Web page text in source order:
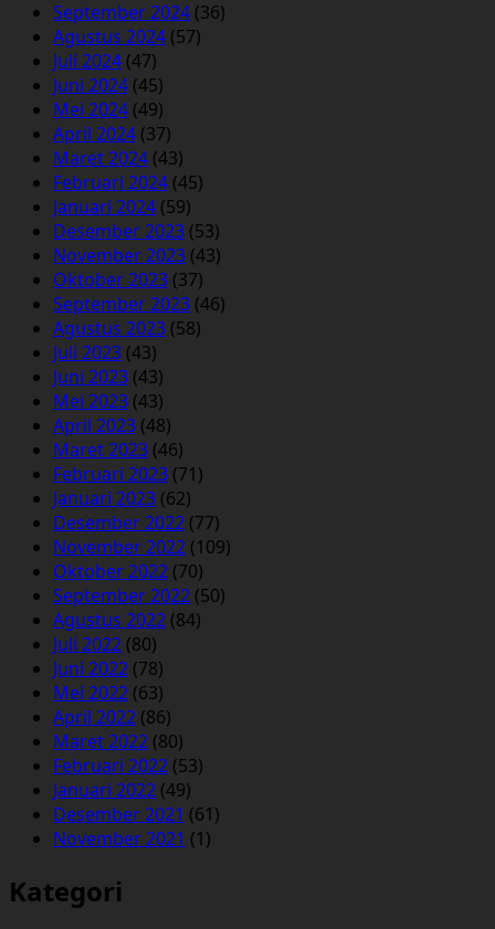
September 2024 (36)
Agustus 2024 (57)
Juli 2024 (47)
Juni 2024 (45)
Mei 2024 (49)
April 2024 (37)
Maret 2024 (43)
Februari 2024 (45)
Januari 2024 (59)
Desember 2023 (53)
November 2023 (43)
Oktober 2023 (37)
September 2023 (46)
Agustus 2023 (58)
Juli 2023 (43)
Juni 2023 (43)
Mei 2023 (43)
April 2023 (48)
Maret 2023 (46)
Februari 2023 (71)
Januari 2023 (62)
Desember 2022 (77)
November 2022 (109)
Oktober 2022 (70)
September 2022 (50)
Agustus 2022 (84)
Juli 2022 (80)
Juni 2022 (78)
Mei 2022 (63)
April 2022 (86)
Maret 2022 (80)
Februari 2022 (53)
Januari 2022 (49)
Desember 2021 (61)
November 2021 (1)
Kategori